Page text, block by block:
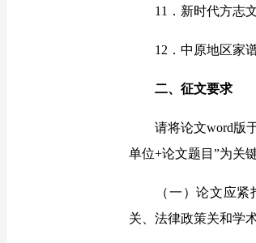
11．新时代方志文
12．中原地区家
二、征文要求
请将论文word版于
单位+论文题目”为关
（一）论文应紧扣
关、法律政策关和学